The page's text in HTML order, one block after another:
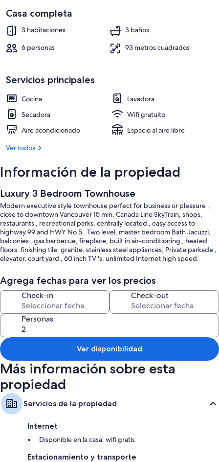
Casa completa
3 habitaciones
3 baños
6 personas
93 metros cuadrados
Servicios principales
Cocina
Lavadora
Secadora
Wifi gratuito
Aire acondicionado
Espacio al aire libre
Ver todos
Información de la propiedad
Luxury 3 Bedroom Townhouse
Modern executive style townhouse perfect for business or pleasure ,
close to downtown Vancouver 15 min, Canada Line SkyTrain, shops,
restaurants , recreational parks, centrally located , easy access to
highway 99 and HWY No 5 . Two level, master bedroom Bath Jacuzzi,
balconies , gas barbecue, fireplace, built in air-conditioning , heated
floors, finishing tile, granite, stainless steel appliances, Private parkade ,
elevator, court yard , 60 inch TV 's, unlimited Internet high speed.
Agrega fechas para ver los precios
Check-in Check-out
Personas
Ver disponibilidad
Más información sobre esta
propiedad
Servicios de la propiedad
Internet
Disponible en la casa: wifi gratis
Estacionamiento y transporte